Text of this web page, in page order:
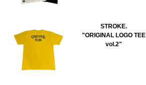
STROKE.
"ORIGINAL LOGO TEE
vol.2"